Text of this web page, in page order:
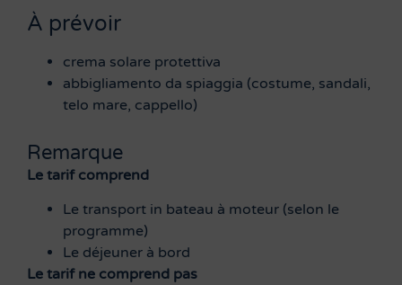
À prévoir
crema solare protettiva
abbigliamento da spiaggia (costume, sandali,
telo mare, cappello)
Remarque
Le tarif comprend
Le transport in bateau à moteur (selon le
programme)
Le déjeuner à bord
Le tarif ne comprend pas